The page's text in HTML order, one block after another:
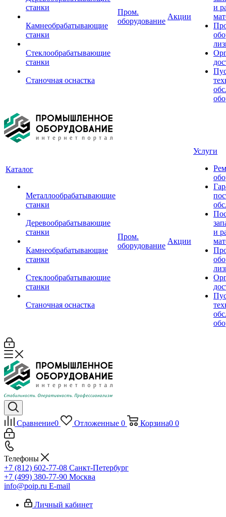
станки
Камнеобрабатывающие
станки
Стеклообрабатывающие
станки
Станочная оснастка
Пром.
оборудование
Акции
и
Каталог
Металлообрабатывающие
станки
Деревообрабатывающие
станки
Камнеобрабатывающие
станки
Стеклообрабатывающие
станки
Станочная оснастка
Пром.
оборудование
Акции
Услуги
и
Сравнение0 Отложенные 0 Корзина0 0
Телефоны
+7 (812) 602-77-08 Санкт-Петербург
+7 (499) 380-77-90 Москва
info@poip.ru E-mail
Личный кабинет